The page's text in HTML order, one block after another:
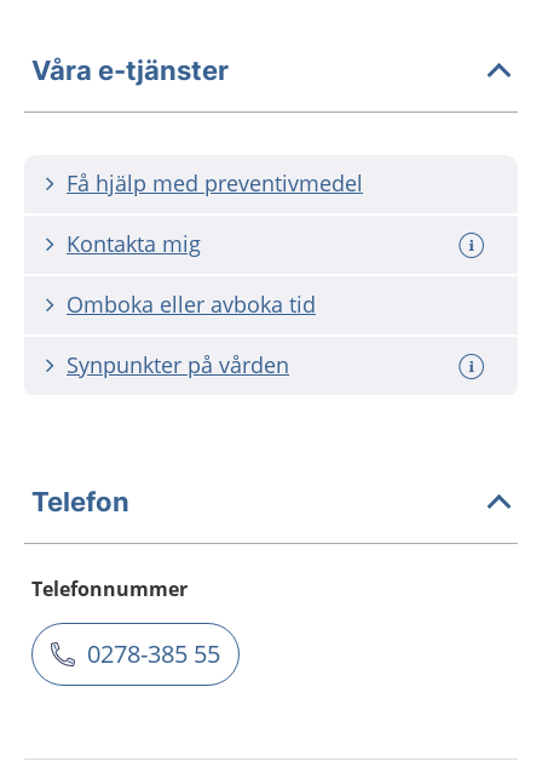
Våra e-tjänster
Få hjälp med preventivmedel
Kontakta mig
Omboka eller avboka tid
Synpunkter på vården
Telefon
Telefonnummer
0278-385 55